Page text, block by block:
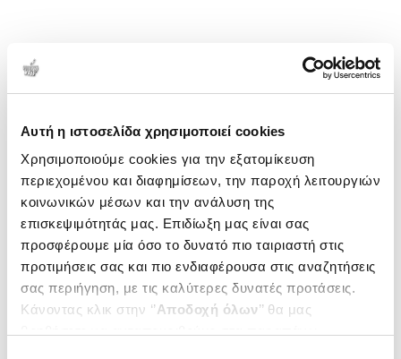
Αυτή η ιστοσελίδα χρησιμοποιεί cookies
Χρησιμοποιούμε cookies για την εξατομίκευση
περιεχομένου και διαφημίσεων, την παροχή λειτουργιών
κοινωνικών μέσων και την ανάλυση της
επισκεψιμότητάς μας. Επιδίωξη μας είναι σας
προσφέρουμε μία όσο το δυνατό πιο ταιριαστή στις
προτιμήσεις σας και πιο ενδιαφέρουσα στις αναζητήσεις
σας περιήγηση, με τις καλύτερες δυνατές προτάσεις.
Κάνοντας κλικ στην ‘’Αποδοχή όλων’’ θα μας